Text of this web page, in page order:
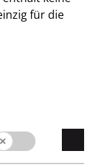
für die